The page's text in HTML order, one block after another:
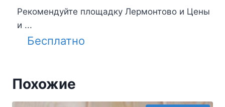
Рекомендуйте площадку Лермонтово и Цены
и ...
Бесплатно
Похожие